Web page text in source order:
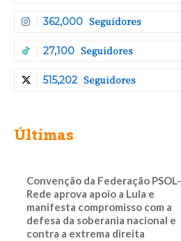
362,000 Seguidores
27,100 Seguidores
515,202 Seguidores
Últimas
Convenção da Federação PSOL-
Rede aprova apoio a Lula e
manifesta compromisso com a
defesa da soberania nacional e
contra a extrema direita